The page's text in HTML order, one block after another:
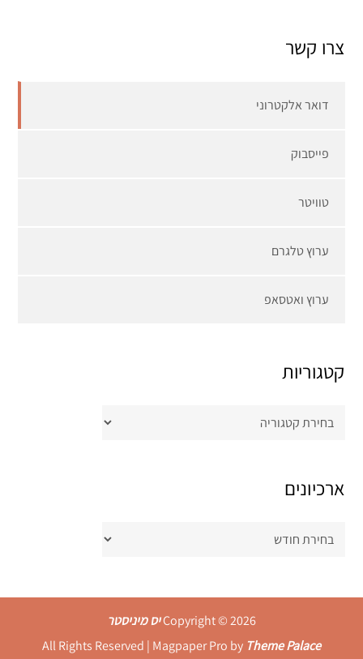
צרו קשר
דואר אלקטרוני
פייסבוק
טוויטר
ערוץ טלגרם
ערוץ ואטסאפ
קטגוריות
ארכיונים
Copyright © 2026יס מיניסטר
All Rights Reserved | Magpaper Pro by Theme Palace